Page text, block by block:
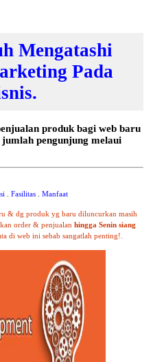
Mengatashi
Pada
produk bagi web baru
pengunjung melaui
Fasilitas Manfaat
& dg produk yg baru diluncurkan masih
order & penjualan hingga Senin siang
di web ini sebab sangatlah penting!.